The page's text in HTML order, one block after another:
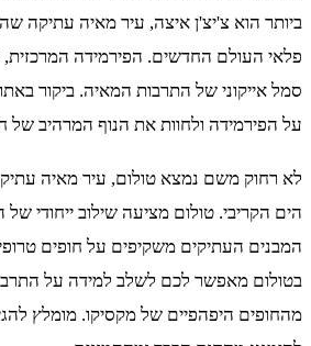
ביותר הוא צ'יצ'ן איצה, עיר מאיה עתיקה
פלאי העולם החדשים. הפירמידה המרכזית,
סמל אייקוני של התרבות המאיה. ביקור
על הפירמידה ולחוות את הנוף המרהיב של
לא רחוק משם נמצא טולום, עיר מאיה
הים הקריבי. טולום מציעה שילוב ייחודי
המבנים העתיקים משקיפים על חופים
בטולום מאפשר לכם לשלב למידה על
מהחופים היפהפיים של מקסיקו. מומלץ